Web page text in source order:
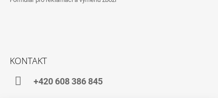
KONTAKT
+420 608 386 845